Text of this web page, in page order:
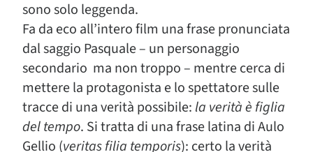
sono solo leggenda.
Fa da eco all’intero film una frase pronunciata
dal saggio Pasquale – un personaggio
secondario ma non troppo – mentre cerca di
mettere la protagonista e lo spettatore sulle
tracce di una verità possibile: la verità è figlia
del tempo. Si tratta di una frase latina di Aulo
Gellio (veritas filia temporis): certo la verità